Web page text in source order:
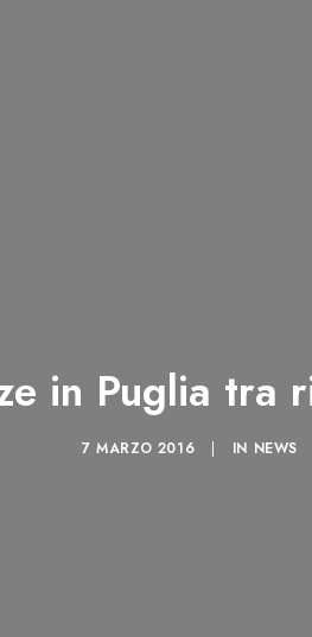
in Puglia tra
7 MARZO 2016 | IN NEWS